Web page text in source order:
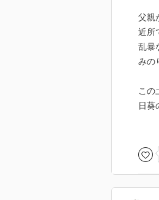
にや
葉に
来る
『一
よ』
が近
す
てい
まさ
いく
そし
再び
時は
年生
急展
そ
父親
近所
乱暴
みの
この
日葵
よ
はな